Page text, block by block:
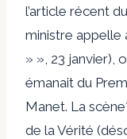
l’article récent
ministre appelle
» », 23 janvier),
émanait du
Manet. La
de la Vérité